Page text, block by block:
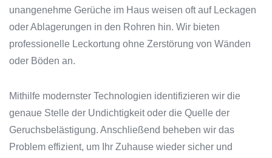
unangenehme Gerüche im Haus weisen oft auf Leckagen
oder Ablagerungen in den Rohren hin. Wir bieten
professionelle Leckortung ohne Zerstörung von Wänden
oder Böden an.
Mithilfe modernster Technologien identifizieren wir die
genaue Stelle der Undichtigkeit oder die Quelle der
Geruchsbelästigung. Anschließend beheben wir das
Problem effizient, um Ihr Zuhause wieder sicher und